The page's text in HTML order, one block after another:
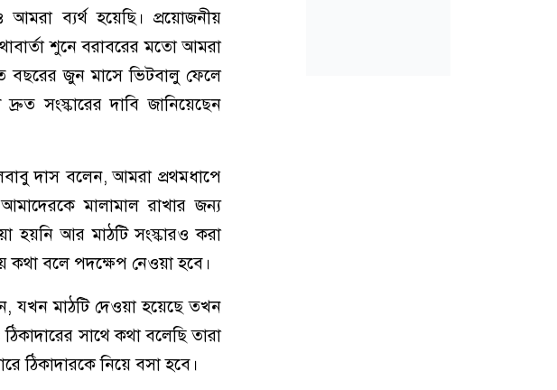
ব্যর্থ হয়েছি। প্রয়োজনীয়
শুনে বরাবরের মতো আমরা
বছরের জুন মাসে ভিটবালু ফেলে
সংস্কারের দাবি জানিয়েছেন
দাস বলেন, আমরা প্রথমধাপে
মালামাল রাখার জন্য
হয়নি আর মাঠটি সংস্কারও করা
কথা বলে পদক্ষেপ নেওয়া হবে।
যখন মাঠটি দেওয়া হয়েছে তখন
সাথে কথা বলেছি তারা
ঠিকাদারকে নিয়ে বসা হবে।